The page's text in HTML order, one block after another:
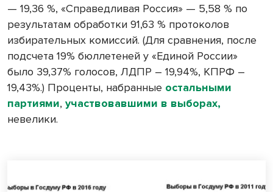
— 19,36 %, «Справедливая Россия» — 5,58 % по
результатам обработки 91,63 % протоколов
избирательных комиссий. (Для сравнения, после
подсчета 19% бюллетеней у «Единой России»
было 39,37% голосов, ЛДПР – 19,94%, КПРФ –
19,43%.) Проценты, набранные остальными
партиями, участвовавшими в выборах,
невелики.